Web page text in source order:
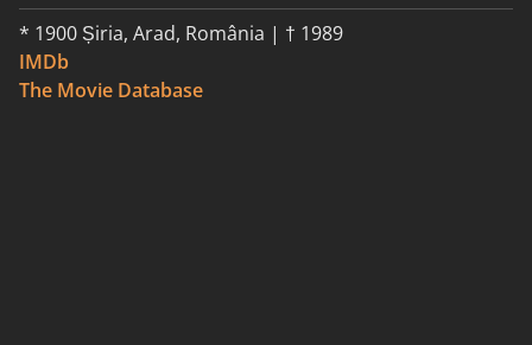
* 1900 Șiria, Arad, România | † 1989
IMDb
The Movie Database